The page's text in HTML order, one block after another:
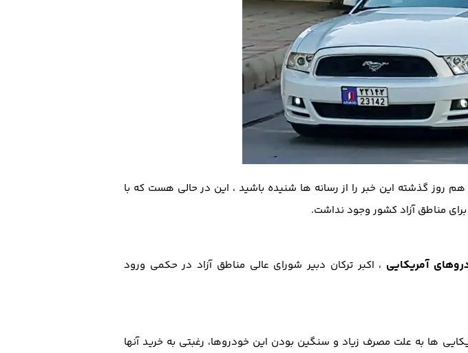
روز گذشته این خبر را از رسانه ها شنیده باشید ، این در حالی هست که با
مناطق آزاد کشور وجود نداشت.
آمریکایی ، اکبر ترکان دبیر شورای عالی مناطق آزاد در حکمی ورود
ها به علت مصرف زیاد و سنگین بودن این خودروها، رغبتی به خرید آنها